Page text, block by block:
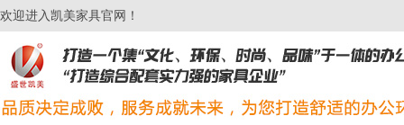
欢迎进入凯美家具官网！